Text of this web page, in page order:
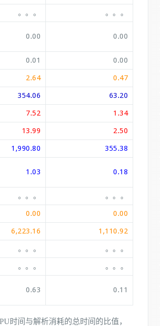
。。。
。。。
0.00 0.00
0.01
0.00
2.64
0.47
354.06
63.20
7.52
1.34
13.99
2.50
1,990.80
355.38
1.03 0.18
。。。
。。。
0.00
0.00
6,223.16
1,110.92
。。。
。。。
。。。
。。。
0.63 0.11
时间与解析消耗的总时间的比值，